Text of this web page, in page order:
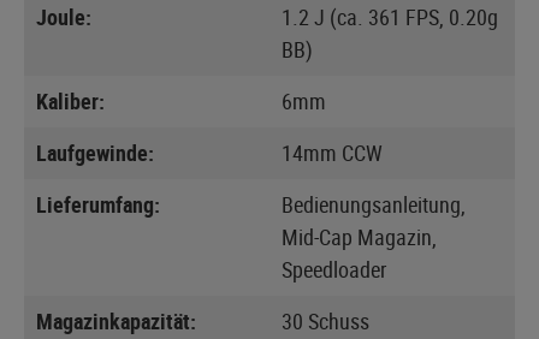
Joule:
1.2 J (ca. 361 FPS, 0.20g
BB)
Kaliber:
6mm
Laufgewinde:
14mm CCW
Lieferumfang:
Bedienungsanleitung,
Mid-Cap Magazin,
Speedloader
Magazinkapazität:
30 Schuss